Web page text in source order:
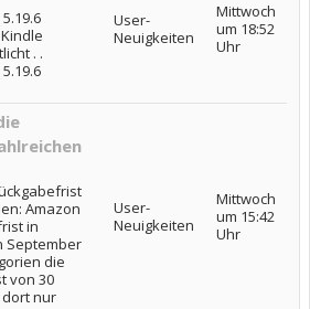
. .
User-
Neuigkeiten
Mittwoch
um 18:52
Uhr
Amazon
in
September
die
von 30
dort nur
User-
Neuigkeiten
Mittwoch
um 15:42
Uhr